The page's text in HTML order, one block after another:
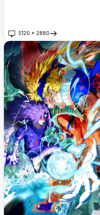
5120 × 2880
Deschide